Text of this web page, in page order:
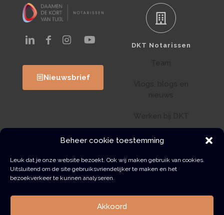
Beheer cookie toestemming
Leuk dat je onze website bezoekt. Ook wij maken gebruik van cookies.
Uitsluitend om de site gebruiksvriendelijker te maken en het
bezoekverkeer te kunnen analyseren.
Akkoord
Nieuwsbrief
DKT Notarissen
Klantenportaal
Wwft